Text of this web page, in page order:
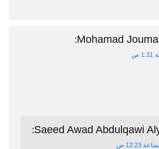
Mohamad
:
Saeed Awad Abdulqawi
: